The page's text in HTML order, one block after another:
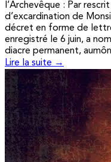
l’Archevêque : Par
d’excardination de
décret en forme de
enregistré le 6 juin, a
diacre permanent,
Lire la suite →